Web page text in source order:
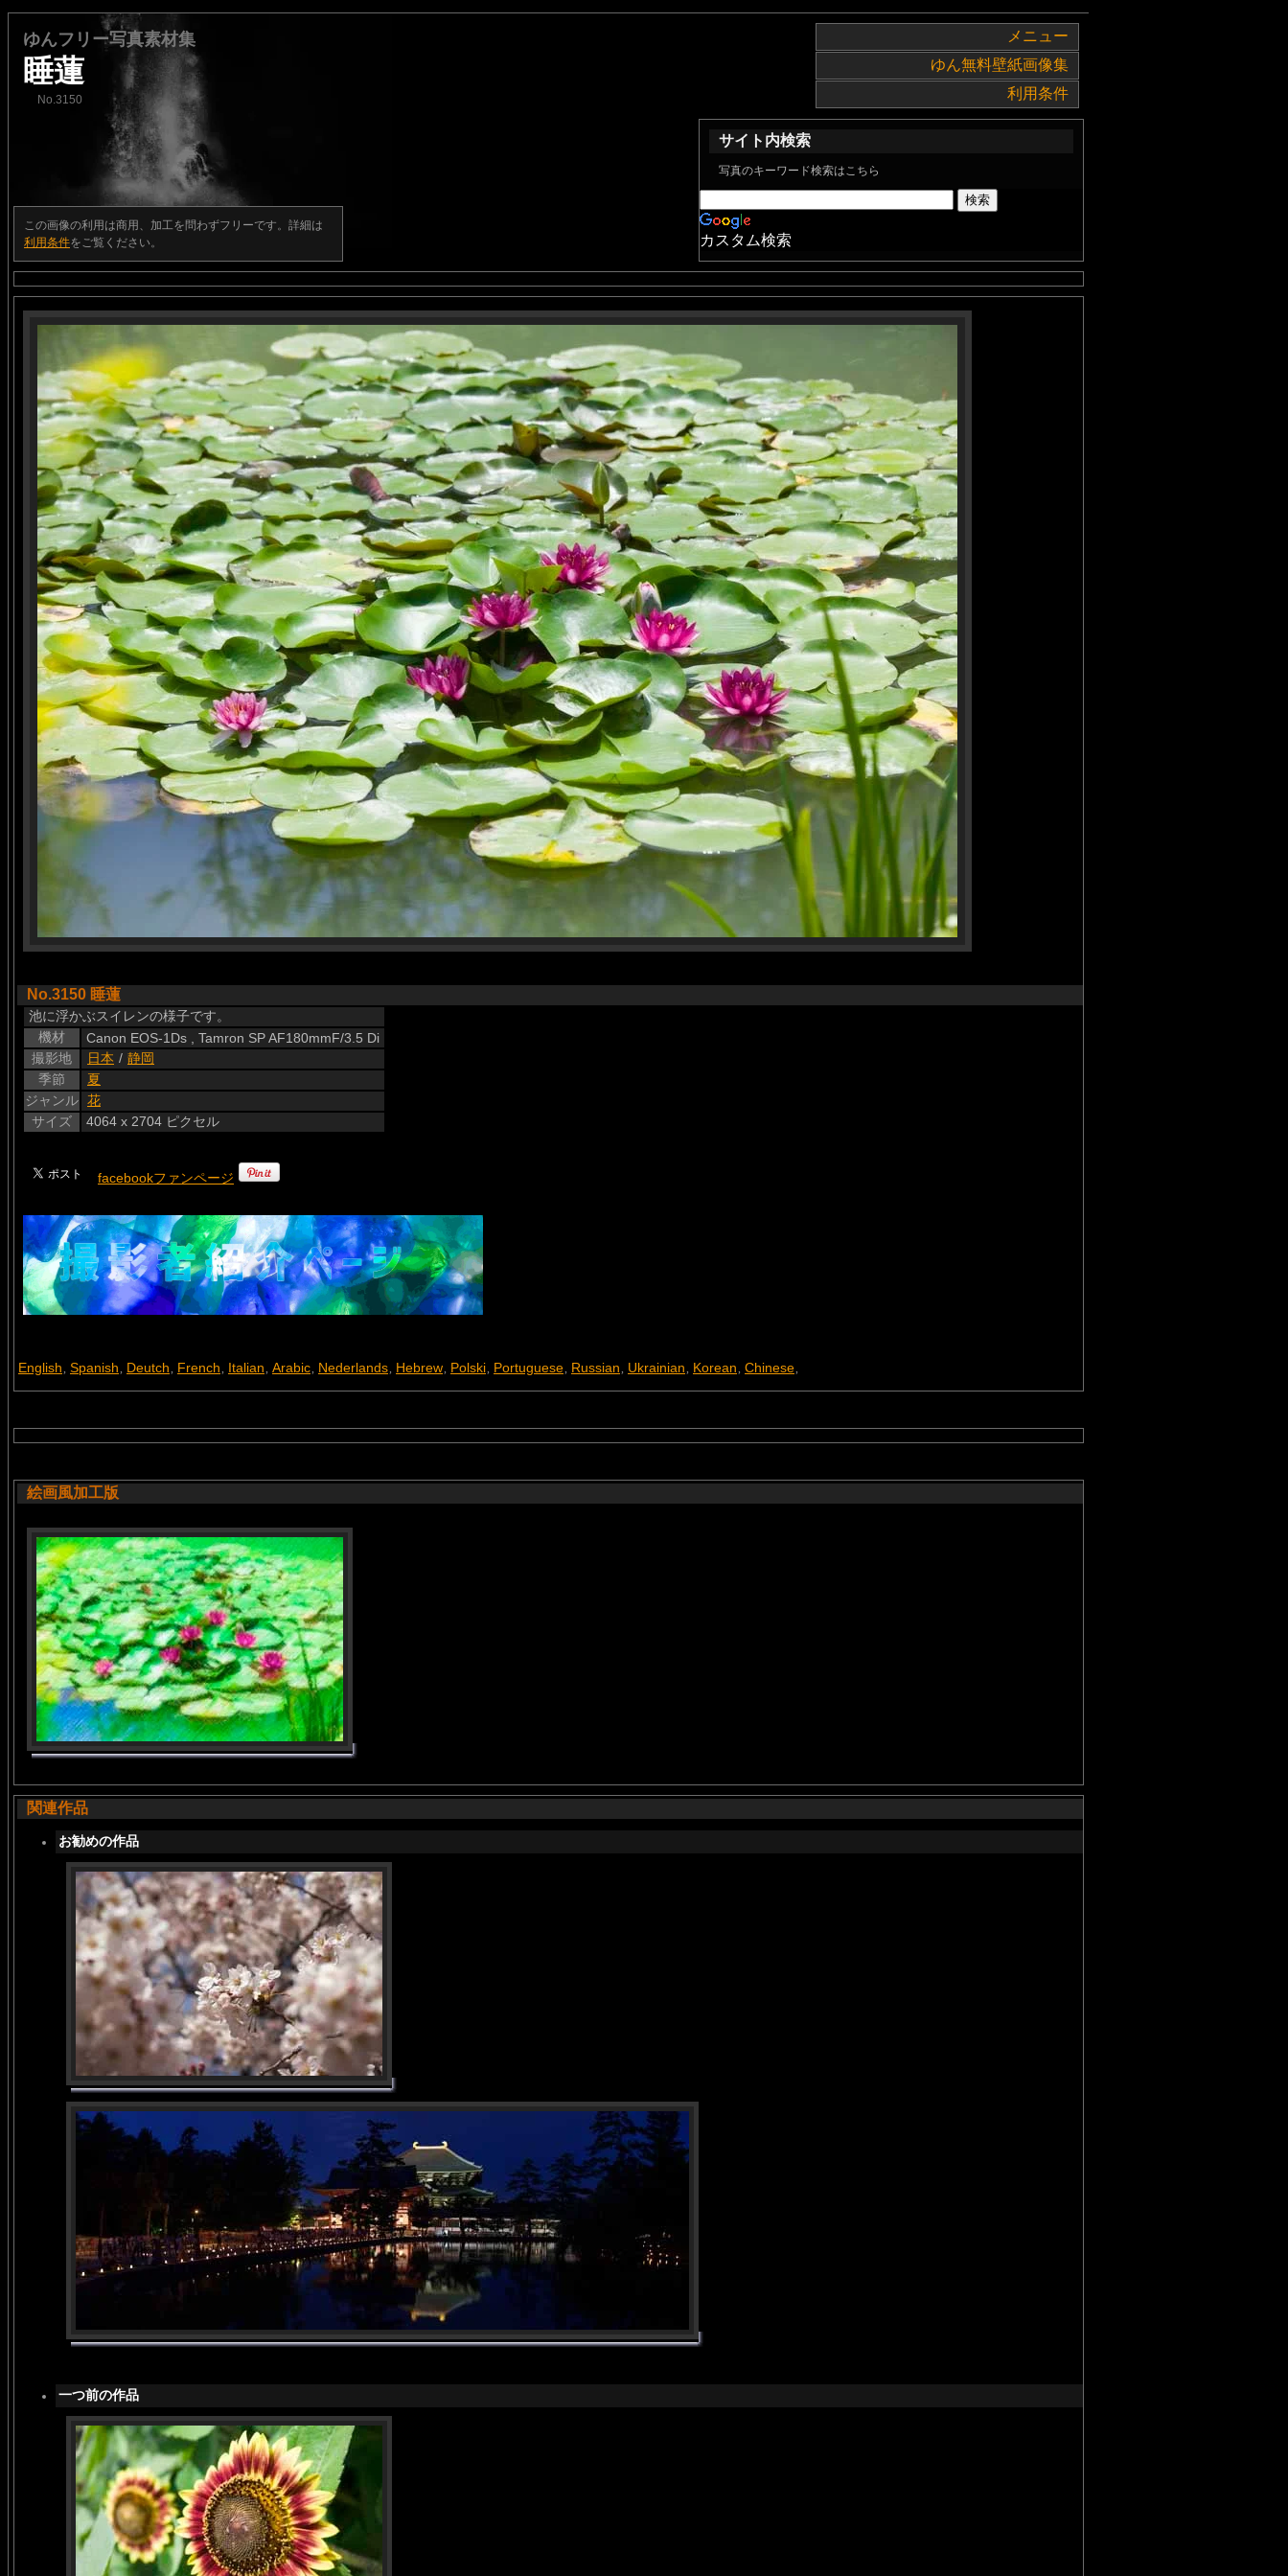
メニュー
ゆん無料壁紙画像集
利用条件
ゆんフリー写真素材集
睡蓮
No.3150
この画像の利用は商用、加工を問わずフリーです。詳細は
利用条件をご覧ください。
サイト内検索
写真のキーワード検索はこちら
カスタム検索
No.3150 睡蓮
池に浮かぶスイレンの様子です。
機材
Canon EOS-1Ds , Tamron SP AF180mmF/3.5 Di
撮影地
日本 / 静岡
季節
夏
ジャンル 花
サイズ
4064 x 2704 ピクセル
facebookファンページ
English, Spanish, Deutch, French, Italian, Arabic, Nederlands, Hebrew, Polski, Portuguese, Russian, Ukrainian, Korean, Chinese,
絵画風加工版
関連作品
お勧めの作品
一つ前の作品